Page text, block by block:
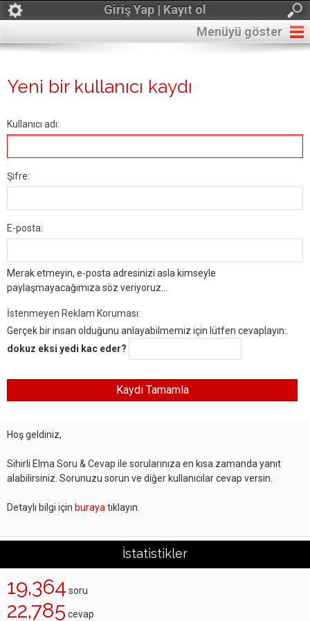
Giriş Yap | Kayıt ol
Menüyü göster
Yeni bir kullanıcı kaydı
Kullanıcı adı:
Şifre:
E-posta:
Merak etmeyin, e-posta adresinizi asla kimseyle
paylaşmayacağımıza söz veriyoruz...
İstenmeyen Reklam Koruması:
Gerçek bir insan olduğunu anlayabilmemiz için lütfen cevaplayın:.
dokuz eksi yedi kac eder?
Hoş geldiniz,
Sihirli Elma Soru & Cevap ile sorularınıza en kısa zamanda yanıt
alabilirsiniz. Sorunuzu sorun ve diğer kullanıcılar cevap versin.
Detaylı bilgi için buraya tıklayın.
İstatistikler
19,364 soru
22,785 cevap